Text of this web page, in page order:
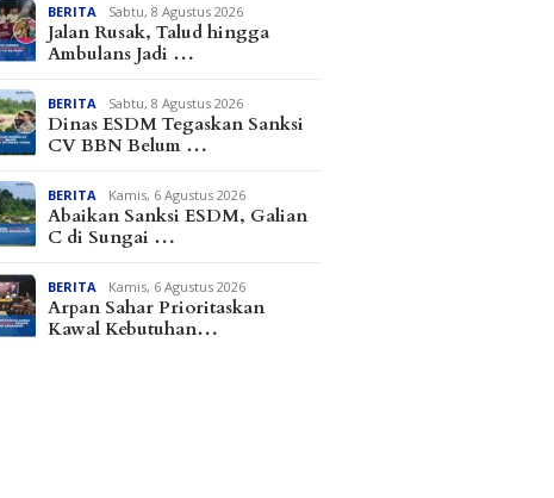
BERITA Sabtu, 8 Agustus 2026
Jalan Rusak, Talud hingga
Ambulans Jadi …
BERITA Sabtu, 8 Agustus 2026
Dinas ESDM Tegaskan Sanksi
CV BBN Belum …
BERITA Kamis, 6 Agustus 2026
Abaikan Sanksi ESDM, Galian
C di Sungai …
BERITA Kamis, 6 Agustus 2026
Arpan Sahar Prioritaskan
Kawal Kebutuhan…